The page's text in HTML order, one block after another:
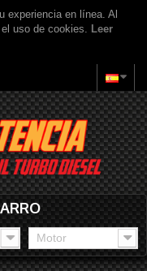
experiencia en línea. Al
uso de cookies. Leer
Motor